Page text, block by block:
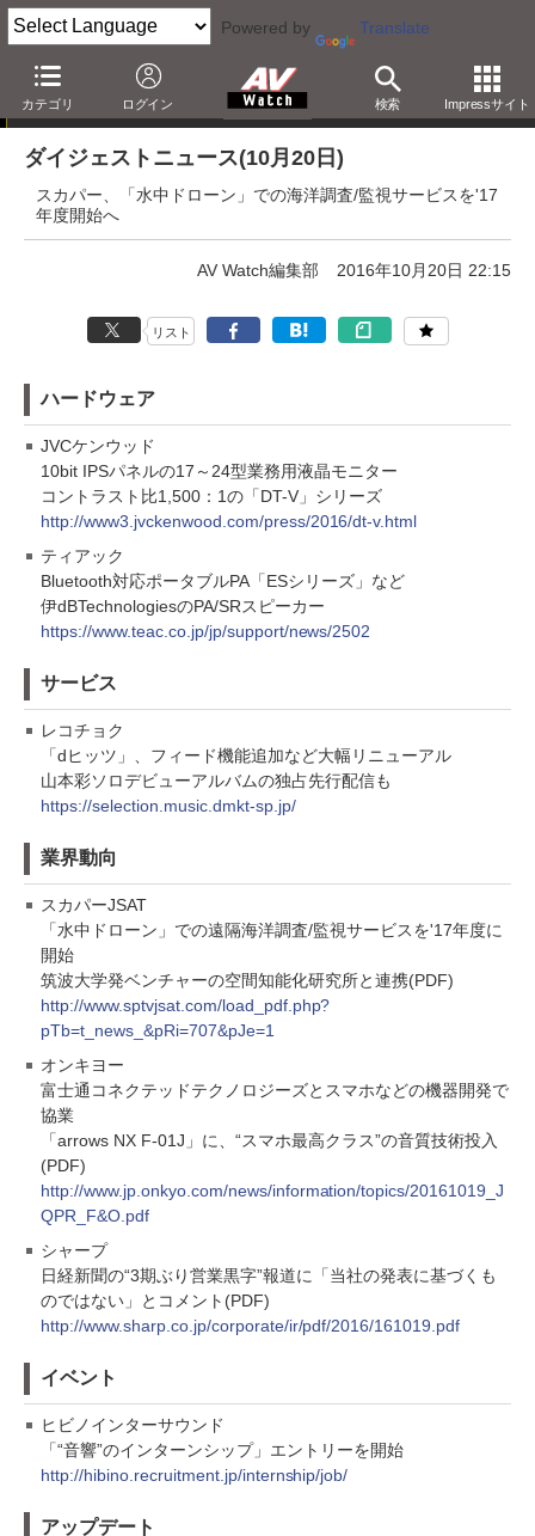
Powered by Translate
カテゴリ ログイン 検索 Impressサイト
ダイジェストニュース
ダイジェストニュース(10月20日)
スカパー、「水中ドローン」での海洋調査/監視サービスを'17
年度開始へ
AV Watch編集部 2016年10月20日 22:15
リスト
ハードウェア
JVCケンウッド
10bit IPSパネルの17～24型業務用液晶モニター
コントラスト比1,500：1の「DT-V」シリーズ
http://www3.jvckenwood.com/press/2016/dt-v.html
ティアック
Bluetooth対応ポータブルPA「ESシリーズ」など
伊dBTechnologiesのPA/SRスピーカー
https://www.teac.co.jp/jp/support/news/2502
サービス
レコチョク
「dヒッツ」、フィード機能追加など大幅リニューアル
山本彩ソロデビューアルバムの独占先行配信も
https://selection.music.dmkt-sp.jp/
業界動向
スカパーJSAT
「水中ドローン」での遠隔海洋調査/監視サービスを'17年度に
開始
筑波大学発ベンチャーの空間知能化研究所と連携(PDF)
http://www.sptvjsat.com/load_pdf.php?
pTb=t_news_&pRi=707&pJe=1
オンキヨー
富士通コネクテッドテクノロジーズとスマホなどの機器開発で
協業
「arrows NX F-01J」に、“スマホ最高クラス”の音質技術投入
(PDF)
http://www.jp.onkyo.com/news/information/topics/20161019_J
QPR_F&O.pdf
シャープ
日経新聞の“3期ぶり営業黒字”報道に「当社の発表に基づくも
のではない」とコメント(PDF)
http://www.sharp.co.jp/corporate/ir/pdf/2016/161019.pdf
イベント
ヒビノインターサウンド
「“音響”のインターンシップ」エントリーを開始
http://hibino.recruitment.jp/internship/job/
アップデート